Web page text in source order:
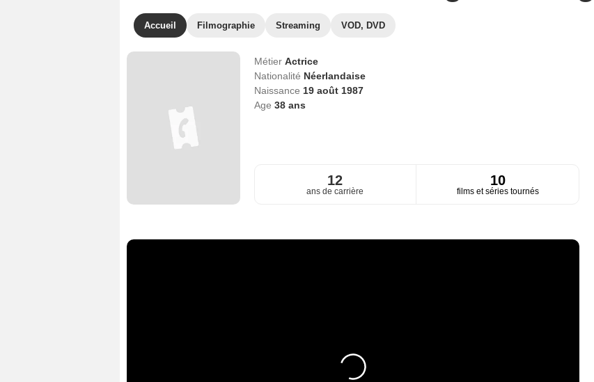
Accueil Filmographie Streaming VOD, DVD
Métier Actrice
Nationalité Néerlandaise
Naissance 19 août 1987
Age 38ans
12
ans de carrière
10
films et séries tournés